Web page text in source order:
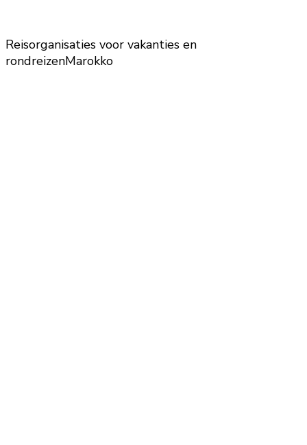
Reisorganisaties voor vakanties en
rondreizenMarokko